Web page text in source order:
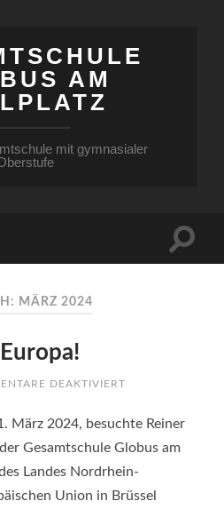
AM
mit gymnasialer
MÄRZ 2024
DEAKTIVIERT
EUROPA!
März 2024, besuchte Reiner
Gesamtschule Globus am
Landes Nordrhein-
Union in Brüssel